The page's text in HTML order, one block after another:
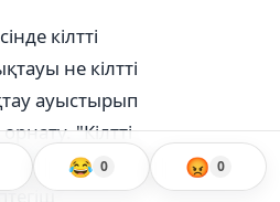
кілтті
не кілтті
ауыстырып
"Кілтті
ауыстырып қосқышы
😂 0 😡 0